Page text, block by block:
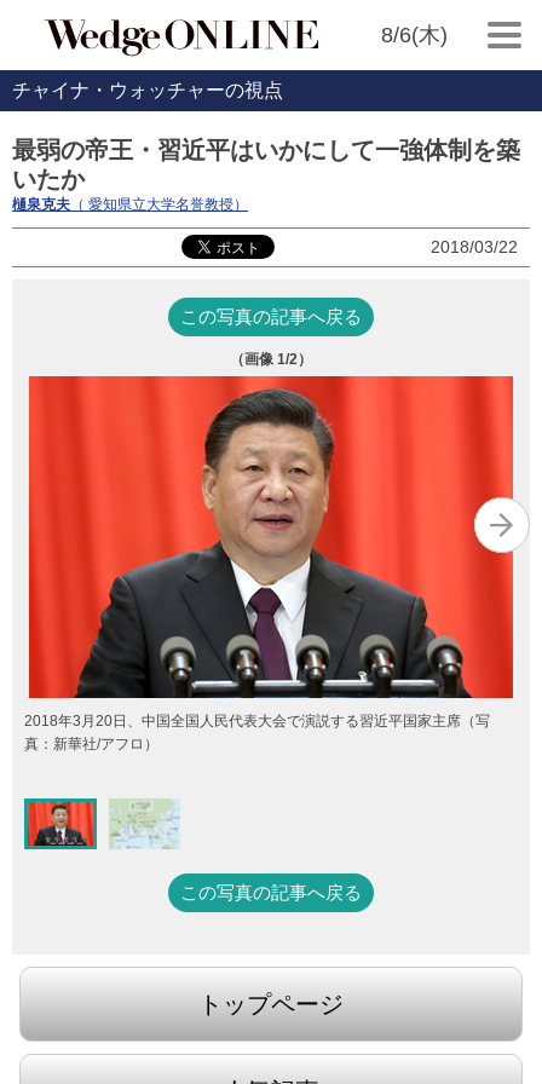
8/6(木)
チャイナ・ウォッチャーの視点
最弱の帝王・習近平はいかにして一強体制を築
いたか
樋泉克夫 （ 愛知県立大学名誉教授）
2018/03/22
この写真の記事へ戻る
（画像 1/2）
2018年3月20日、中国全国人民代表大会で演説する習近平国家主席（写
真：新華社/アフロ）
この写真の記事へ戻る
トップページ